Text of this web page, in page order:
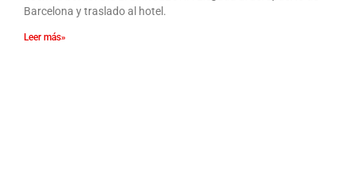
Barcelona y traslado al hotel.
Leer más»